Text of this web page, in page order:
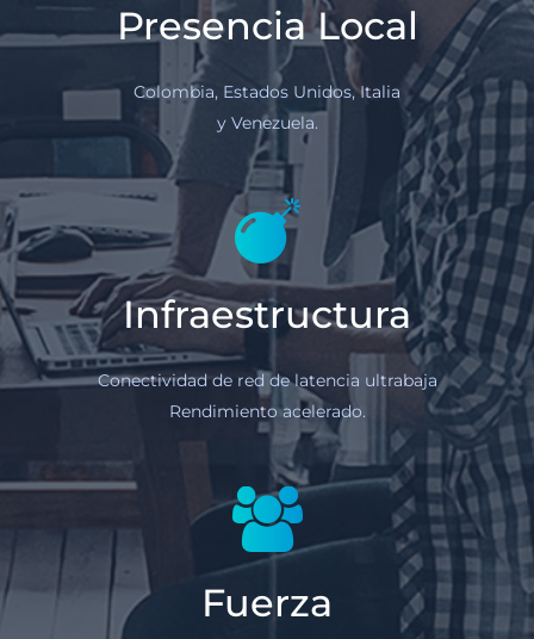
Presencia Local
Colombia, Estados Unidos, Italia
y Venezuela.
Infraestructura
Conectividad de red de latencia ultrabaja
Rendimiento acelerado.
Fuerza